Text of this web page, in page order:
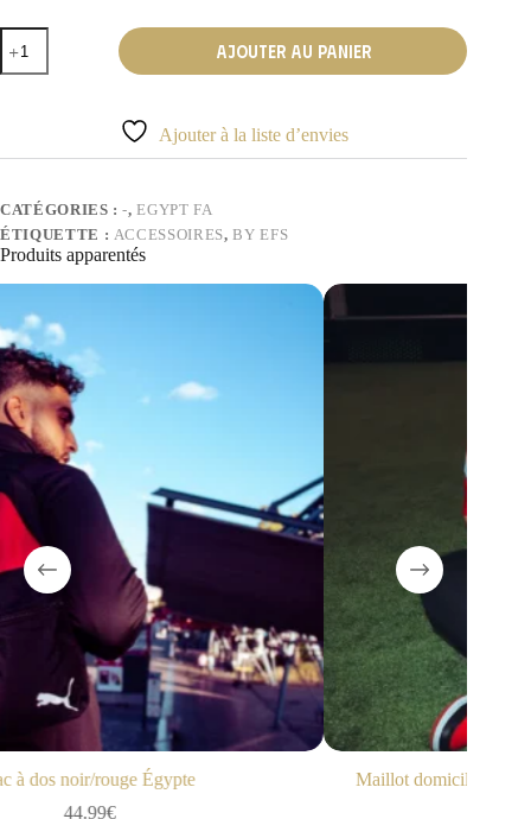
quantité
de
Porte
Ajouter au panier
Ajouter à la liste d’envies
CATÉGORIES :-,EGYPT FA
ÉTIQUETTE : ACCESSOIRES,BY EFS
Produits apparentés
Maillot domicile Égypte 1990 Vintage [RÉÉDITION]